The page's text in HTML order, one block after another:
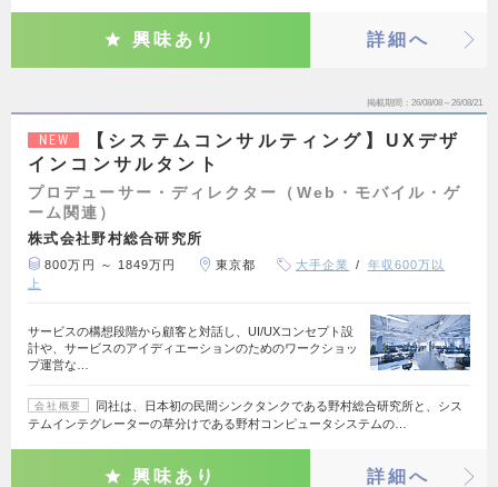
興味あり 詳細へ
掲載期間 26/08/08～26/08/21
NEW
【システムコンサルティング】UXデザ
インコンサルタント
プロデューサー・ディレクター（Web・モバイル・ゲ
ーム関連）
株式会社野村総合研究所
800万円 ～ 1849万円 東京都 大手企業
年収600万以
上
サービスの構想段階から顧客と対話し、UI/UXコンセプト設
計や、サービスのアイディエーションのためのワークショッ
プ運営な…
会社概要
同社は、日本初の民間シンクタンクである野村総合研究所と、シス
テムインテグレーターの草分けである野村コンピュータシステムの…
興味あり 詳細へ